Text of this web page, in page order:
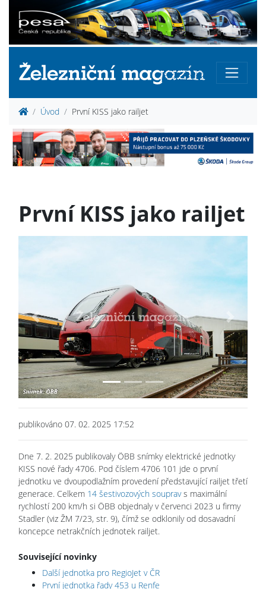
Úvod První KISS jako railjet
První KISS jako railjet
Previous Next
publikováno 07. 02. 2025 17:52
Dne 7. 2. 2025 publikovaly ÖBB snímky elektrické jednotky
KISS nové řady 4706. Pod číslem 4706 101 jde o první
jednotku ve dvoupodlažním provedení představující railjet třetí
generace. Celkem 14 šestivozových soupravs maximální
rychlostí 200 km/h si ÖBB objednaly v červenci 2023 u firmy
Stadler (viz ŽM 7/23, str. 9), čímž se odklonily od dosavadní
koncepce netrakčních jednotek railjet.
Související novinky
Další jednotka pro RegioJet v ČR
První jednotka řady 453 u Renfe